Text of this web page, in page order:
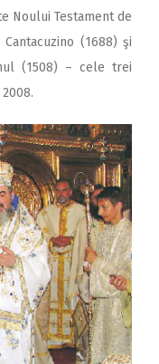
Noului Testament de
(1688) şi
(1508) – cele trei